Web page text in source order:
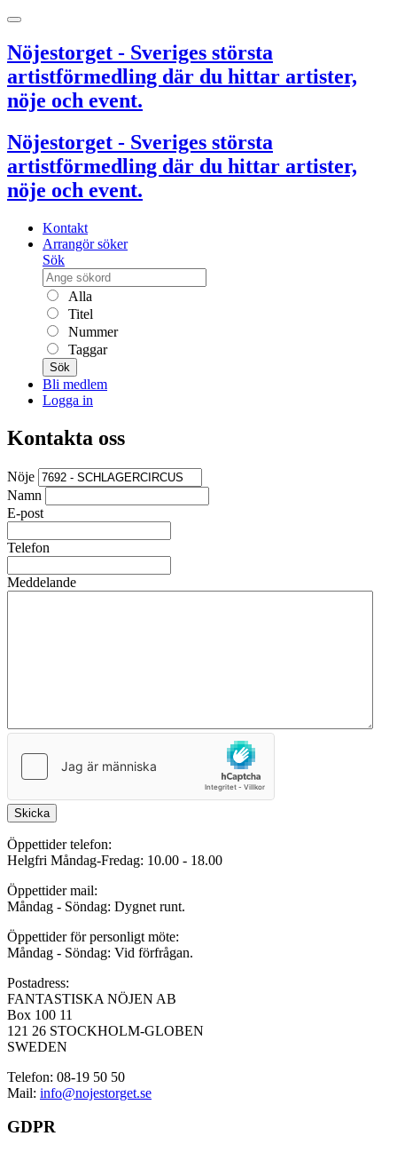
Nöjestorget - Sveriges största
artistförmedling där du hittar artister,
nöje och event.
Nöjestorget - Sveriges största
artistförmedling där du hittar artister,
nöje och event.
Kontakt
Arrangör söker
Sök
Alla
Titel
Nummer
Taggar
Sök
Bli medlem
Logga in
Kontakta oss
Nöje
Namn
E-post
Telefon
Meddelande
Skicka
Öppettider telefon:
Helgfri Måndag-Fredag: 10.00 - 18.00
Öppettider mail:
Måndag - Söndag: Dygnet runt.
Öppettider för personligt möte:
Måndag - Söndag: Vid förfrågan.
Postadress:
FANTASTISKA NÖJEN AB
Box 100 11
121 26 STOCKHOLM-GLOBEN
SWEDEN
Telefon: 08-19 50 50
Mail: info@nojestorget.se
GDPR